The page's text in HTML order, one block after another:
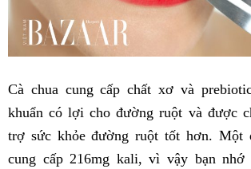
Cà chua cung cấp chất xơ và
khuẩn có lợi cho đường ruột và được
trợ sức khỏe đường ruột tốt hơn. Một
cung cấp 216mg kali, vì vậy bạn nhớ